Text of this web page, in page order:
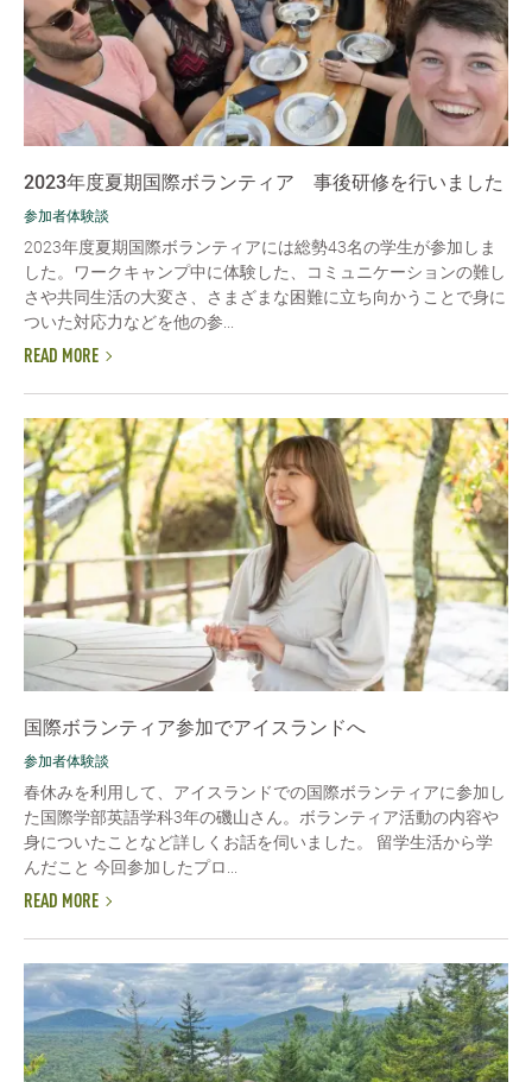
2023年度夏期国際ボランティア 事後研修を行いました
参加者体験談
2023年度夏期国際ボランティアには総勢43名の学生が参加しま
した。ワークキャンプ中に体験した、コミュニケーションの難し
さや共同生活の大変さ、さまざまな困難に立ち向かうことで身に
ついた対応力などを他の参...
READ MORE
国際ボランティア参加でアイスランドへ
参加者体験談
春休みを利用して、アイスランドでの国際ボランティアに参加し
た国際学部英語学科3年の磯山さん。ボランティア活動の内容や
身についたことなど詳しくお話を伺いました。 留学生活から学
んだこと 今回参加したプロ...
READ MORE